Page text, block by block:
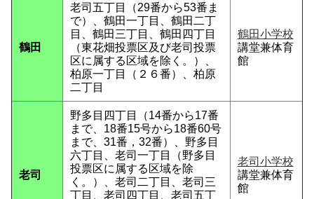
鶴田
老司五丁目（29番から53番ま
で）、鶴田一丁目、鶴田二丁
目、鶴田三丁目、鶴田四丁目
（東花畑投票区及び老司投票
区に属する区域を除く。）、
柏原一丁目（２６番）、柏原
二丁目
鶴田小学校
講堂兼体育
館
老司
野多目四丁目（14番から17番
まで、18番15号から18番60号
まで、31番，32番）、野多目
六丁目、老司一丁目（野多目
投票区に属する区域を除
く。）、老司二丁目、老司三
丁目、老司四丁目、老司五丁
老司小学校
講堂兼体育
館